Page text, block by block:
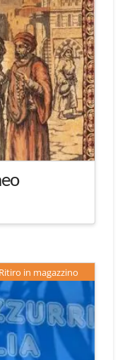
Ritiro in magazzino